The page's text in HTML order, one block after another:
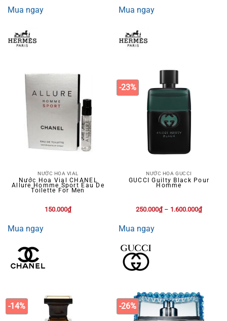
Mua ngay Mua ngay
NƯỚC HOA VIAL
Nước Hoa Vial CHANEL
Allure Homme Sport Eau De
Toilette For Men
150.000₫
Mua ngay
-23%
NƯỚC HOA GUCCI
GUCCI Guilty Black Pour
Homme
250.000₫– 1.600.000₫
Mua ngay
-14% -26%